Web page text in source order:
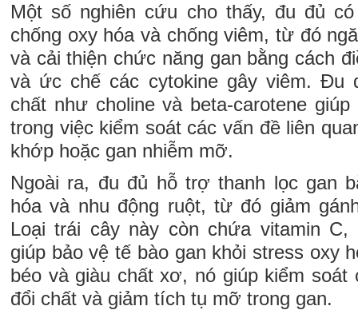
Một số nghiên cứu cho thấy, đu đủ
chống oxy hóa và chống viêm, từ đó
và cải thiện chức năng gan bằng cách
và ức chế các cytokine gây viêm. Đu
chất như choline và beta-carotene
trong việc kiểm soát các vấn đề liên
khớp hoặc gan nhiễm mỡ.
Ngoài ra, đu đủ hỗ trợ thanh lọc gan
hóa và nhu động ruột, từ đó giảm
Loại trái cây này còn chứa vitamin C,
giúp bảo vệ tế bào gan khỏi stress oxy
béo và giàu chất xơ, nó giúp kiểm soát
đổi chất và giảm tích tụ mỡ trong gan.